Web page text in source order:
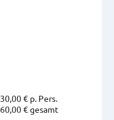
30,00 € p. Pers.
60,00 € gesamt